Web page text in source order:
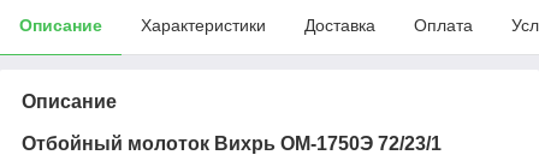
Описание Характеристики Доставка Оплата
Описание
Отбойный молоток Вихрь ОМ-1750Э 72/23/1